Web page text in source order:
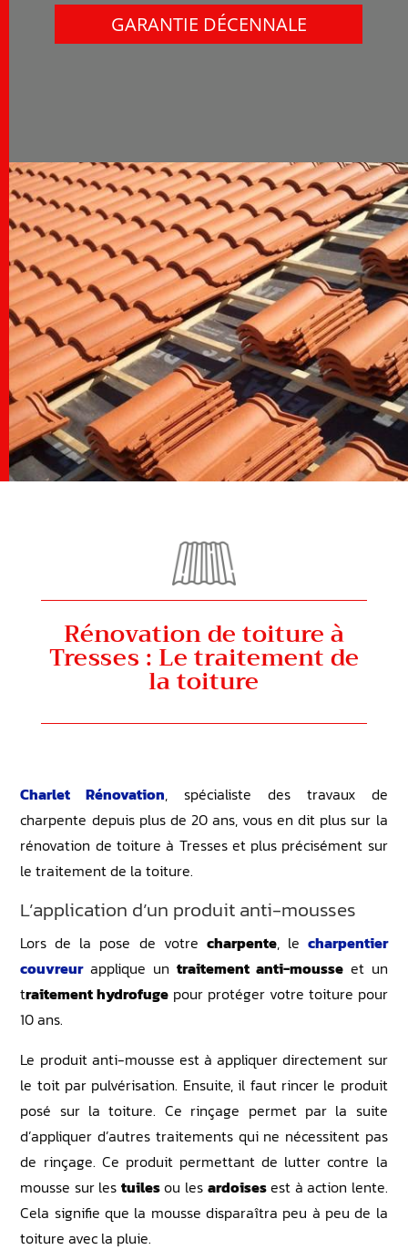
GARANTIE DÉCENNALE
Rénovation de toiture à
Tresses : Le traitement de
la toiture
Charlet Rénovation, spécialiste des travaux de
charpente depuis plus de 20 ans, vous en dit plus sur la
rénovation de toiture à Tresses et plus précisément sur
le traitement de la toiture.
L’application d’un produit anti-mousses
Lors de la pose de votre charpente, le charpentier
couvreurapplique un traitement anti-mousseet un
traitement hydrofuge pour protéger votre toiture pour
10 ans.
Le produit anti-mousse est à appliquer directement sur
le toit par pulvérisation. Ensuite, il faut rincer le produit
posé sur la toiture. Ce rinçage permet par la suite
d’appliquer d’autres traitements qui ne nécessitent pas
de rinçage. Ce produit permettant de lutter contre la
mousse sur les tuilesou les ardoisesest à action lente.
Cela signifie que la mousse disparaîtra peu à peu de la
toiture avec la pluie.